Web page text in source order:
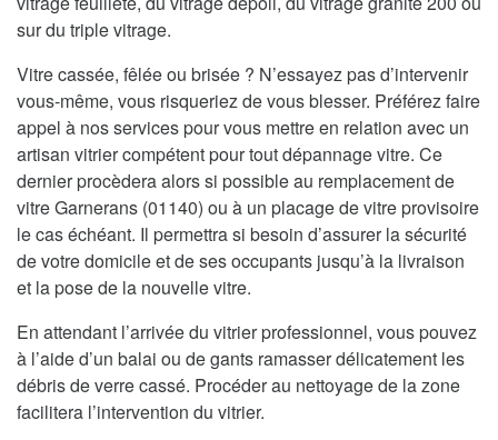
sur du triple vitrage.
Vitre cassée, fêlée ou brisée ? N’essayez pas d’intervenir
vous-même, vous risqueriez de vous blesser. Préférez faire
appel à nos services pour vous mettre en relation avec un
artisan vitrier compétent pour tout dépannage vitre. Ce
dernier procèdera alors si possible au remplacement de
vitre Garnerans (01140) ou à un placage de vitre provisoire
le cas échéant. Il permettra si besoin d’assurer la sécurité
de votre domicile et de ses occupants jusqu’à la livraison
et la pose de la nouvelle vitre.
En attendant l’arrivée du vitrier professionnel, vous pouvez
à l’aide d’un balai ou de gants ramasser délicatement les
débris de verre cassé. Procéder au nettoyage de la zone
facilitera l’intervention du vitrier.